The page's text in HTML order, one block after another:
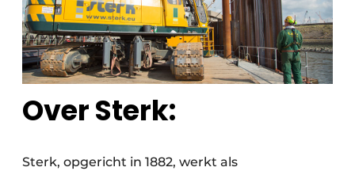
Over Sterk:
Sterk, opgericht in 1882, werkt als